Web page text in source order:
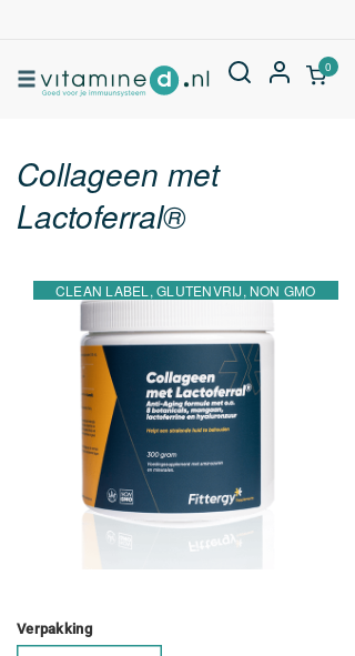
0
Collageen met
Lactoferral®
CLEAN LABEL, GLUTENVRIJ, NON GMO
Verpakking